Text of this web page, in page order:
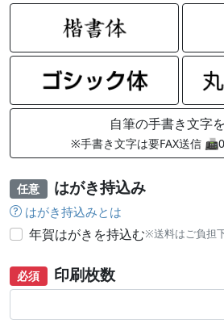
自筆の手書き文字
※手書き文字は要FAX送信
任意 はがき持込み
はがき持込みとは
年賀はがきを持込む※送料はご負担
必須 印刷枚数